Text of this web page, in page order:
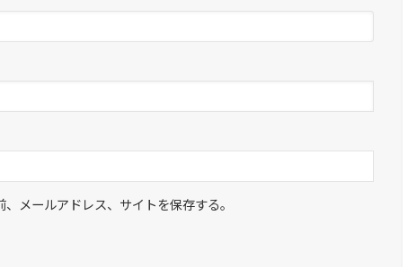
メールアドレス、サイトを保存する。